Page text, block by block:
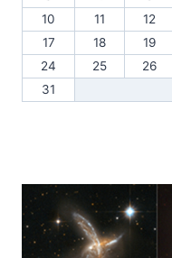
10
11 12
17
18 19
24
25 26
31